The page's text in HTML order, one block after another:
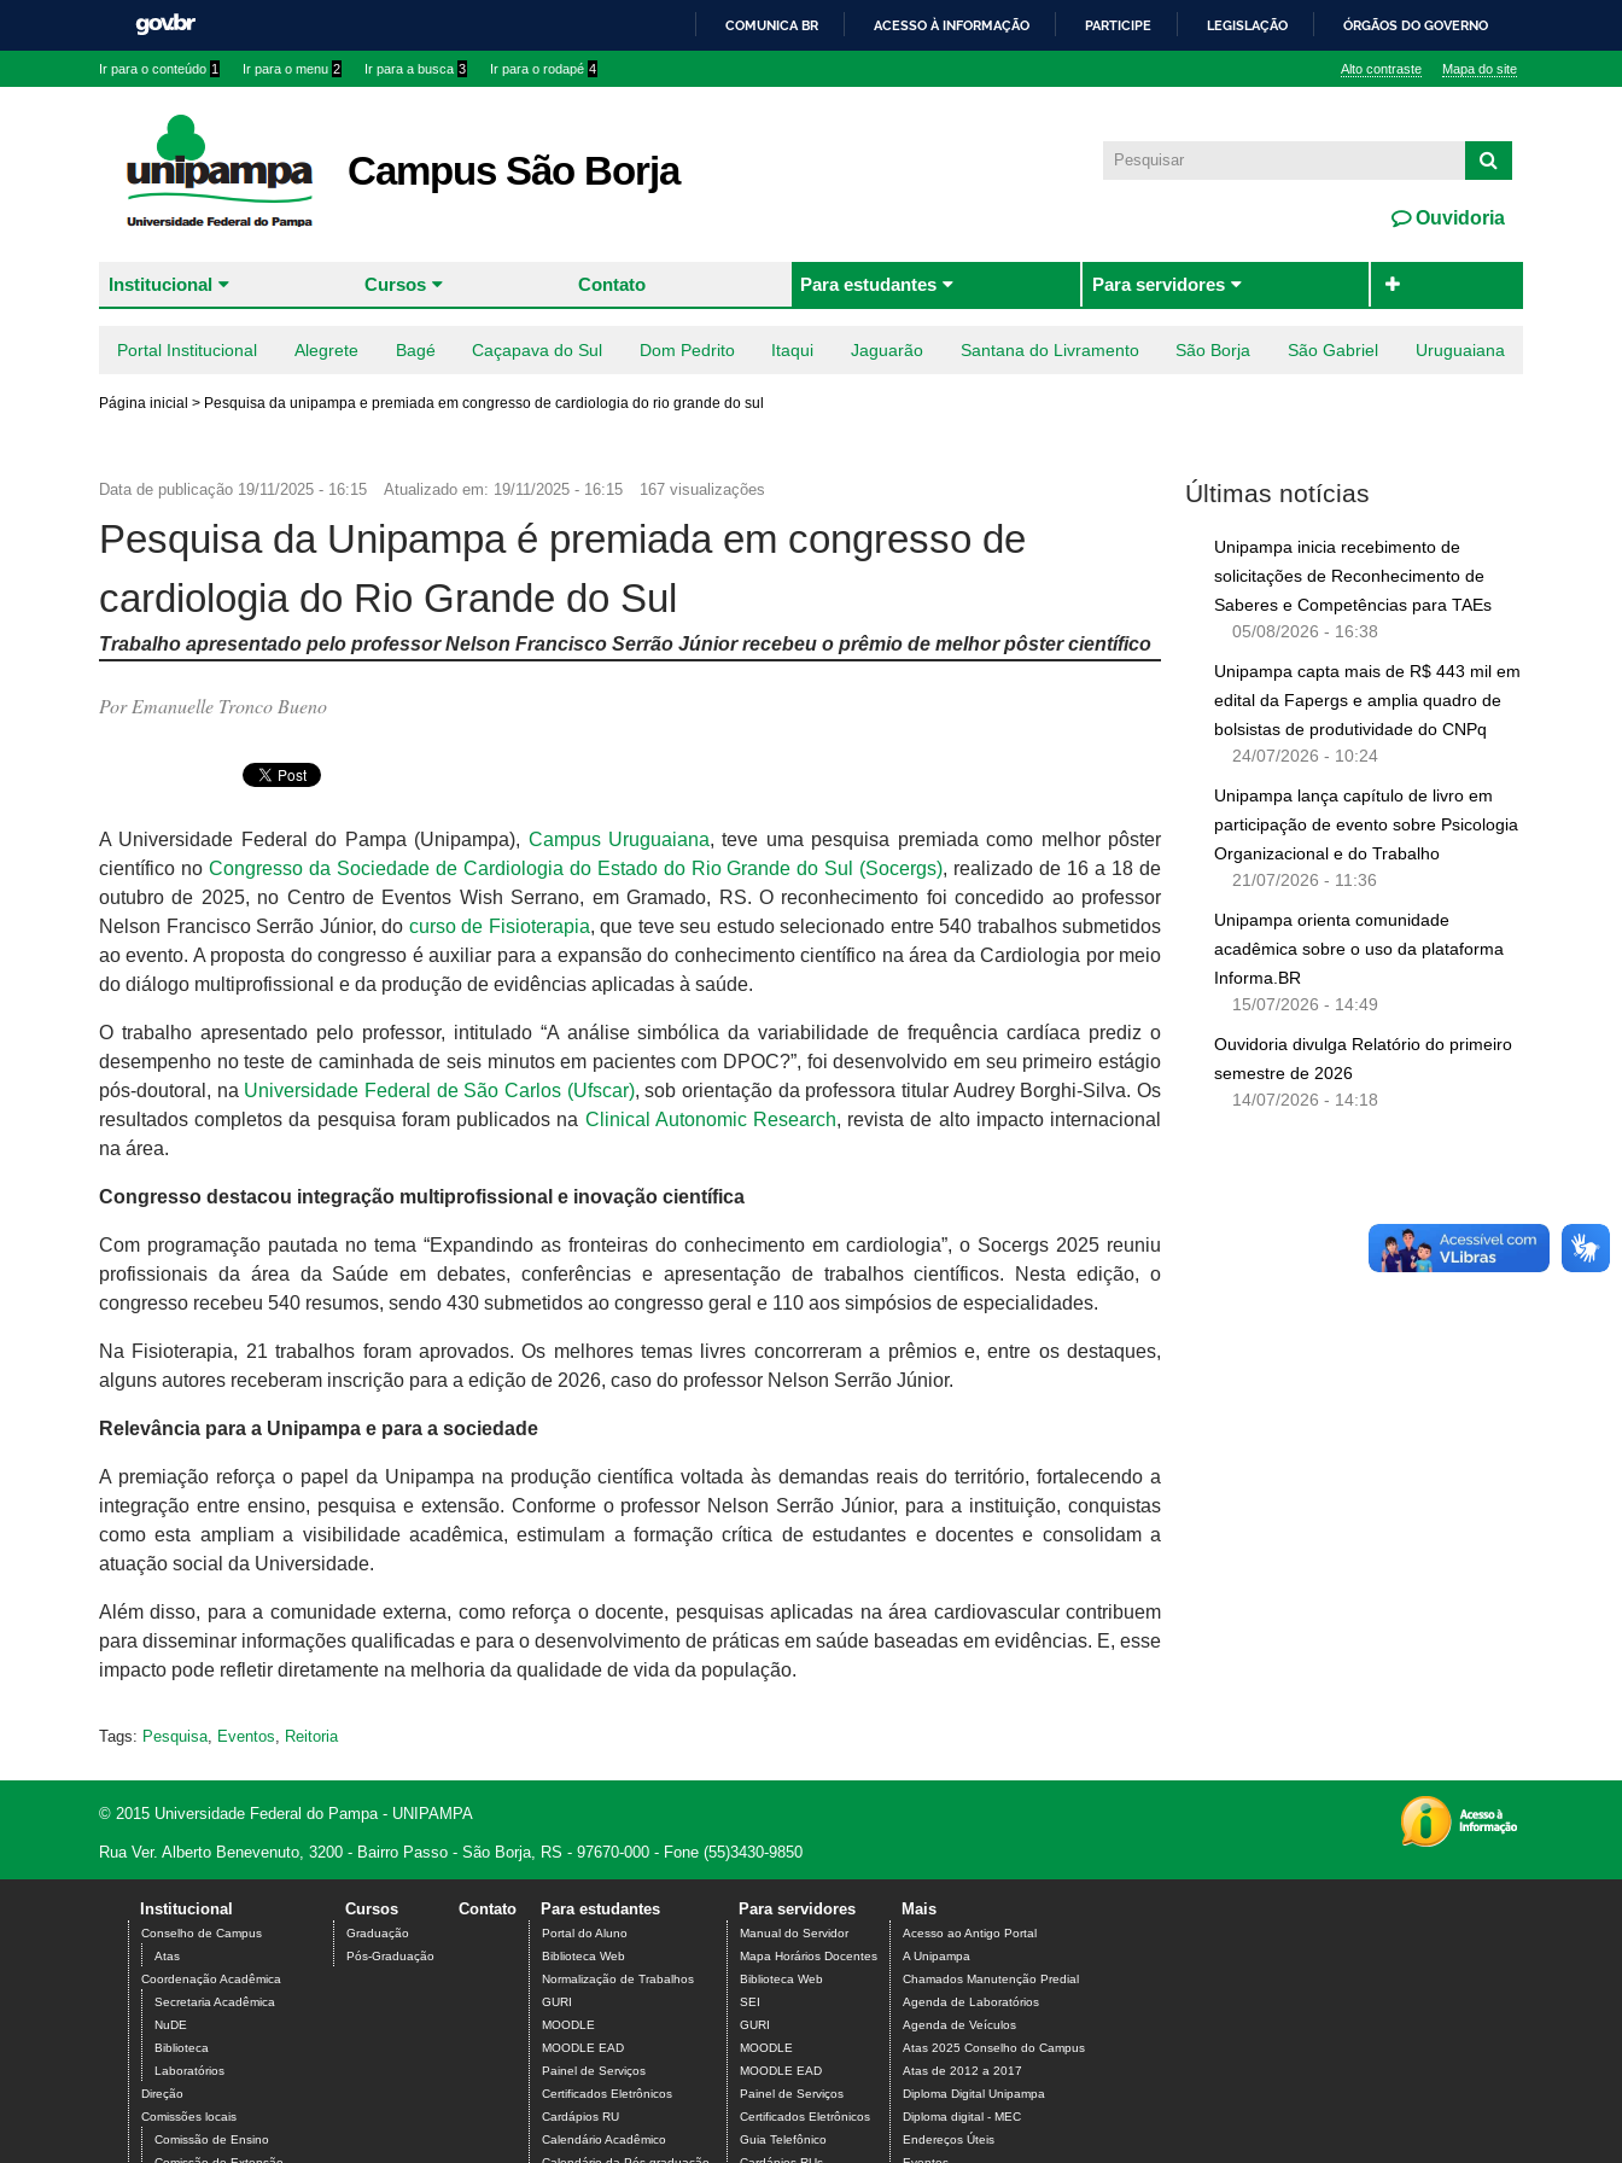
COMUNICA BR ACESSO À INFORMAÇÃO PARTICIPE LEGISLAÇÃO ÓRGÃOS DO GOVERNO
Ir para o conteúdo 1 Ir para o menu 2 Ir para a busca 3 Ir para o rodapé 4 Alto contraste Mapa do site
Campus São Borja
Ouvidoria
Institucional Cursos Contato Para estudantes Para servidores
Portal Institucional Alegrete Bagé Caçapava do Sul Dom Pedrito Itaqui Jaguarão Santana do Livramento São Borja São Gabriel Uruguaiana
Página inicial > Pesquisa da unipampa e premiada em congresso de cardiologia do rio grande do sul
Data de publicação 19/11/2025 - 16:15 Atualizado em: 19/11/2025 - 16:15 167 visualizações
Pesquisa da Unipampa é premiada em congresso de
cardiologia do Rio Grande do Sul
Trabalho apresentado pelo professor Nelson Francisco Serrão Júnior recebeu o prêmio de melhor pôster científico
Por Emanuelle Tronco Bueno
A Universidade Federal do Pampa (Unipampa), Campus Uruguaiana, teve uma pesquisa premiada como melhor pôster
científico no Congresso da Sociedade de Cardiologia do Estado do Rio Grande do Sul (Socergs), realizado de 16 a 18 de
outubro de 2025, no Centro de Eventos Wish Serrano, em Gramado, RS. O reconhecimento foi concedido ao professor
Nelson Francisco Serrão Júnior, do curso de Fisioterapia, que teve seu estudo selecionado entre 540 trabalhos submetidos
ao evento. A proposta do congresso é auxiliar para a expansão do conhecimento científico na área da Cardiologia por meio
do diálogo multiprofissional e da produção de evidências aplicadas à saúde.
O trabalho apresentado pelo professor, intitulado “A análise simbólica da variabilidade de frequência cardíaca prediz o
desempenho no teste de caminhada de seis minutos em pacientes com DPOC?”, foi desenvolvido em seu primeiro estágio
pós-doutoral, na Universidade Federal de São Carlos (Ufscar), sob orientação da professora titular Audrey Borghi-Silva. Os
resultados completos da pesquisa foram publicados na Clinical Autonomic Research, revista de alto impacto internacional
na área.
Congresso destacou integração multiprofissional e inovação científica
Com programação pautada no tema “Expandindo as fronteiras do conhecimento em cardiologia”, o Socergs 2025 reuniu
profissionais da área da Saúde em debates, conferências e apresentação de trabalhos científicos. Nesta edição, o
congresso recebeu 540 resumos, sendo 430 submetidos ao congresso geral e 110 aos simpósios de especialidades.
Na Fisioterapia, 21 trabalhos foram aprovados. Os melhores temas livres concorreram a prêmios e, entre os destaques,
alguns autores receberam inscrição para a edição de 2026, caso do professor Nelson Serrão Júnior.
Relevância para a Unipampa e para a sociedade
A premiação reforça o papel da Unipampa na produção científica voltada às demandas reais do território, fortalecendo a
integração entre ensino, pesquisa e extensão. Conforme o professor Nelson Serrão Júnior, para a instituição, conquistas
como esta ampliam a visibilidade acadêmica, estimulam a formação crítica de estudantes e docentes e consolidam a
atuação social da Universidade.
Além disso, para a comunidade externa, como reforça o docente, pesquisas aplicadas na área cardiovascular contribuem
para disseminar informações qualificadas e para o desenvolvimento de práticas em saúde baseadas em evidências. E, esse
impacto pode refletir diretamente na melhoria da qualidade de vida da população.
Tags: Pesquisa Eventos Reitoria
Últimas notícias
Unipampa inicia recebimento de
solicitações de Reconhecimento de
Saberes e Competências para TAEs
05/08/2026 - 16:38
Unipampa capta mais de R$ 443 mil em
edital da Fapergs e amplia quadro de
bolsistas de produtividade do CNPq
24/07/2026 - 10:24
Unipampa lança capítulo de livro em
participação de evento sobre Psicologia
Organizacional e do Trabalho
21/07/2026 - 11:36
Unipampa orienta comunidade
acadêmica sobre o uso da plataforma
Informa.BR
15/07/2026 - 14:49
Ouvidoria divulga Relatório do primeiro
semestre de 2026
14/07/2026 - 14:18
© 2015 Universidade Federal do Pampa - UNIPAMPA
Rua Ver. Alberto Benevenuto, 3200 - Bairro Passo - São Borja, RS - 97670-000 - Fone (55)3430-9850
Institucional
Conselho de Campus
Atas
Coordenação Acadêmica
Secretaria Acadêmica
NuDE
Biblioteca
Laboratórios
Direção
Comissões locais
Comissão de Ensino
Cursos
Graduação
Pós-Graduação
Contato Para estudantes
Portal do Aluno
Biblioteca Web
Normalização de Trabalhos
GURI
MOODLE
MOODLE EAD
Painel de Serviços
Certificados Eletrônicos
Cardápios RU
Calendário Acadêmico
Para servidores
Manual do Servidor
Mapa Horários Docentes
Biblioteca Web
SEI
GURI
MOODLE
MOODLE EAD
Painel de Serviços
Certificados Eletrônicos
Guia Telefônico
Mais
Acesso ao Antigo Portal
A Unipampa
Chamados Manutenção Predial
Agenda de Laboratórios
Agenda de Veículos
Atas 2025 Conselho do Campus
Atas de 2012 a 2017
Diploma Digital Unipampa
Diploma digital - MEC
Endereços Úteis